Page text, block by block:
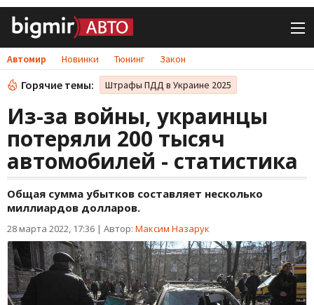
Автомир Новинки Тюнинг Закон
Горячие темы: Штрафы ПДД в Украине 2025
Из-за войны, украинцы
потеряли 200 тысяч
автомобилей - статистика
Общая сумма убытков составляет несколько
миллиардов долларов.
28 марта 2022, 17:36 | Автор: Максим Назарук